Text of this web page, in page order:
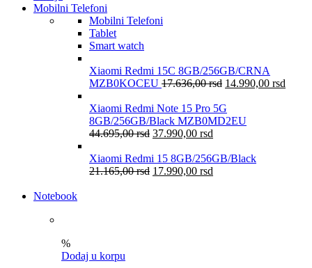
Mobilni Telefoni
Mobilni Telefoni
Tablet
Smart watch
Xiaomi Redmi 15C 8GB/256GB/CRNA
MZB0KOCEU 17.636,00rsd 14.990,00 rsd
Xiaomi Redmi Note 15 Pro 5G
8GB/256GB/Black MZB0MD2EU
44.695,00rsd 37.990,00 rsd
Xiaomi Redmi 15 8GB/256GB/Black
21.165,00rsd 17.990,00 rsd
Notebook
%
Dodaj u korpu